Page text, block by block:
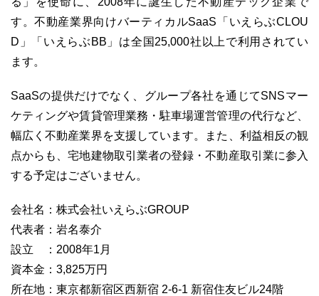
す。不動産業界向けバーティカルSaaS「いえらぶCLOU
D」「いえらぶBB」は全国25,000社以上で利用されてい
ます。
SaaSの提供だけでなく、グループ各社を通じてSNSマー
ケティングや賃貸管理業務・駐車場運営管理の代行など、
幅広く不動産業界を支援しています。また、利益相反の観
点からも、宅地建物取引業者の登録・不動産取引業に参入
する予定はございません。
会社名：株式会社いえらぶGROUP
代表者：岩名泰介
設立 ：2008年1月
資本金：3,825万円
所在地：東京都新宿区西新宿 2-6-1 新宿住友ビル24階